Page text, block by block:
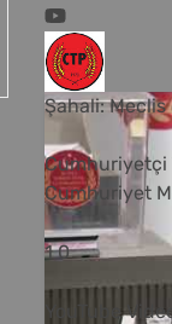
Şahali: Meclis
Cumhuriyetçi
Cumhuriyet
1 0
YouTube